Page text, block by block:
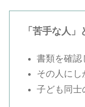
「苦手な人
書類を確認
その人にし
子ども同士